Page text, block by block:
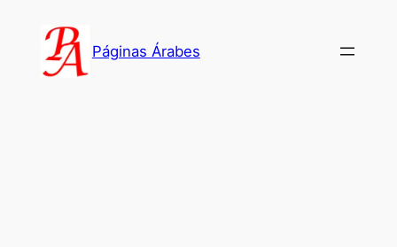
contenido
Páginas Árabes